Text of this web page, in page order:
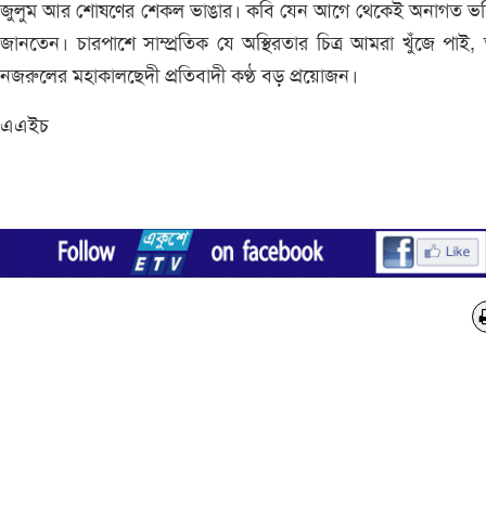
জুলুম আর শোষণের শেকল ভাঙার। কবি যেন আগে থেকেই অনাগত
জানতেন। চারপাশে সাম্প্রতিক যে অস্থিরতার চিত্র আমরা খুঁজে পাই,
নজরুলের মহাকালছেদী প্রতিবাদী কণ্ঠ বড় প্রয়োজন।
এএইচ